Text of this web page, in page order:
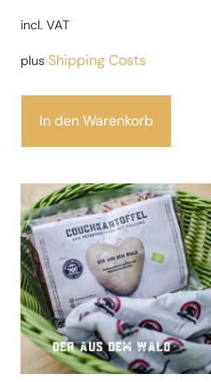
incl. VAT
plus Shipping Costs
In den Warenkorb